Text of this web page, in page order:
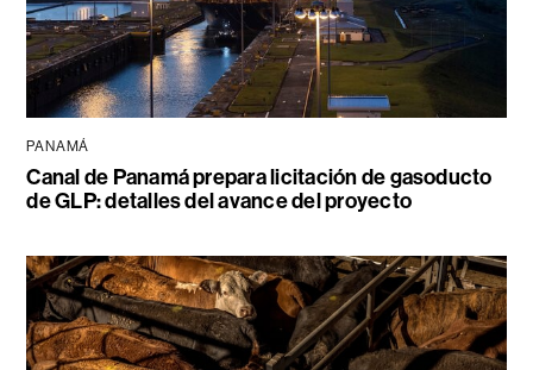
PANAMÁ
Canal de Panamá prepara licitación de gasoducto
de GLP: detalles del avance del proyecto